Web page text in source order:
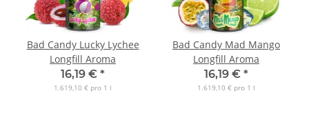
Bad Candy Lucky Lychee
Longfill Aroma
16,19 € *
1.619,10 € pro 1 l
Bad Candy Mad Mango
Longfill Aroma
16,19 € *
1.619,10 € pro 1 l